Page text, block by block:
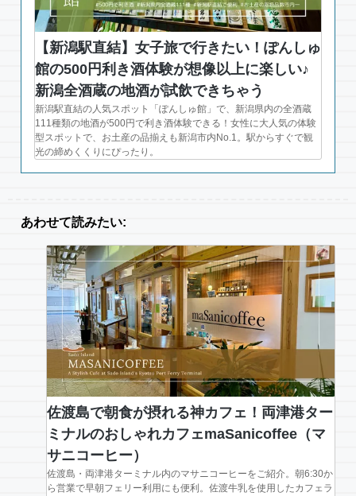
【新潟駅直結】女子旅で行きたい！ぽんしゅ
館の500円利き酒体験が想像以上に楽しい♪
新潟全酒蔵の地酒が試飲できちゃう
新潟駅直結の人気スポット「ぽんしゅ館」で、新潟県内の全酒蔵
111種類の地酒が500円で利き酒体験できる！女性に大人気の体験
型スポットで、お土産の品揃えも新潟市内No.1。駅からすぐで観
光の締めくくりにぴったり。
あわせて読みたい:
佐渡島で朝食が摂れる神カフェ！両津港ター
ミナルのおしゃれカフェmaSanicoffee（マ
サニコーヒー）
佐渡島・両津港ターミナル内のマサニコーヒーをご紹介。朝6:30か
ら営業で早朝フェリー利用にも便利。佐渡牛乳を使用したカフェラ